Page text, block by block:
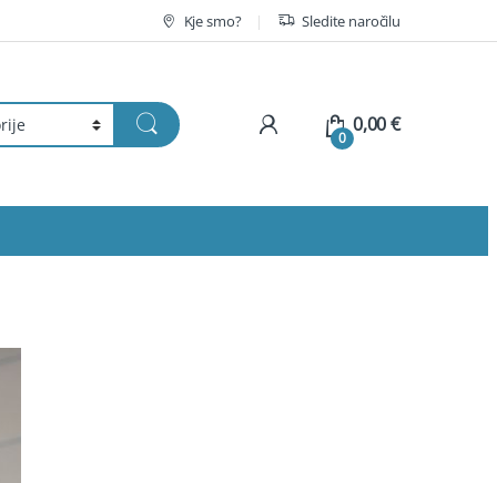
Kje smo? Sledite naročilu
My Account
0
0,00€